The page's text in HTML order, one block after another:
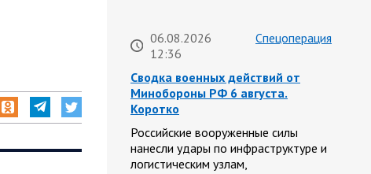
06.08.2026
12:36
Спецоперация
Сводка военных действий от
Минобороны РФ 6 августа.
Коротко
Российские вооруженные силы
нанесли удары по инфраструктуре и
логистическим узлам,